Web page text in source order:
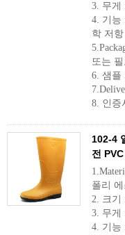
3. 무게
4. 기능
학 저항
또는
6. 샘플
8. 인증
102-4
전
폴리
2. 크기
3. 무게
4. 기능